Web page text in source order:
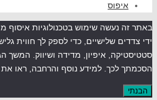
שלישיים, כדי לספק לך חווית גלישה טובה
איפיון, מדידה ושיווק. המשך הגלישה
לכך. למידע נוסף והרחבה, ראו את